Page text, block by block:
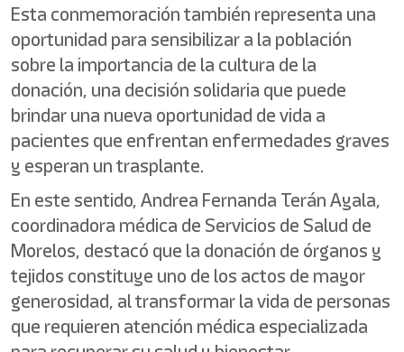
Esta conmemoración también representa una
oportunidad para sensibilizar a la población
sobre la importancia de la cultura de la
donación, una decisión solidaria que puede
brindar una nueva oportunidad de vida a
pacientes que enfrentan enfermedades graves
y esperan un trasplante.
En este sentido, Andrea Fernanda Terán Ayala,
coordinadora médica de Servicios de Salud de
Morelos, destacó que la donación de órganos y
tejidos constituye uno de los actos de mayor
generosidad, al transformar la vida de personas
que requieren atención médica especializada